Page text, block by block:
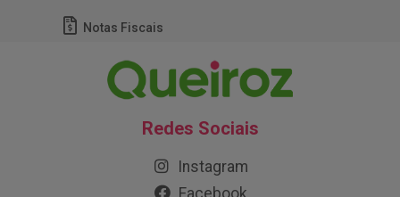
Notas Fiscais
Redes Sociais
Instagram
Facebook